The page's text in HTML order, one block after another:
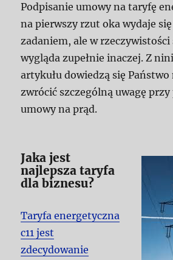
Podpisanie umowy na taryfę
na pierwszy rzut oka wydaje
zadaniem, ale w rzeczywistości
wygląda zupełnie inaczej. Z
artykułu dowiedzą się Państwo
zwrócić szczególną uwagę
umowy na prąd.
Jaka jest
najlepsza taryfa
dla biznesu?
Taryfa energetyczna
c11 jest
zdecydowanie